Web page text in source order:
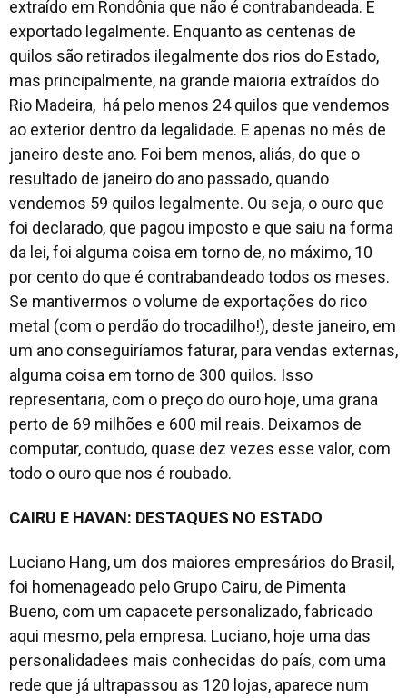
extraído em Rondônia que não é contrabandeada. É
exportado legalmente. Enquanto as centenas de
quilos são retirados ilegalmente dos rios do Estado,
mas principalmente, na grande maioria extraídos do
Rio Madeira, há pelo menos 24 quilos que vendemos
ao exterior dentro da legalidade. E apenas no mês de
janeiro deste ano. Foi bem menos, aliás, do que o
resultado de janeiro do ano passado, quando
vendemos 59 quilos legalmente. Ou seja, o ouro que
foi declarado, que pagou imposto e que saiu na forma
da lei, foi alguma coisa em torno de, no máximo, 10
por cento do que é contrabandeado todos os meses.
Se mantivermos o volume de exportações do rico
metal (com o perdão do trocadilho!), deste janeiro, em
um ano conseguiríamos faturar, para vendas externas,
alguma coisa em torno de 300 quilos. Isso
representaria, com o preço do ouro hoje, uma grana
perto de 69 milhões e 600 mil reais. Deixamos de
computar, contudo, quase dez vezes esse valor, com
todo o ouro que nos é roubado.
CAIRU E HAVAN: DESTAQUES NO ESTADO
Luciano Hang, um dos maiores empresários do Brasil,
foi homenageado pelo Grupo Cairu, de Pimenta
Bueno, com um capacete personalizado, fabricado
aqui mesmo, pela empresa. Luciano, hoje uma das
personalidadees mais conhecidas do país, com uma
rede que já ultrapassou as 120 lojas, aparece num